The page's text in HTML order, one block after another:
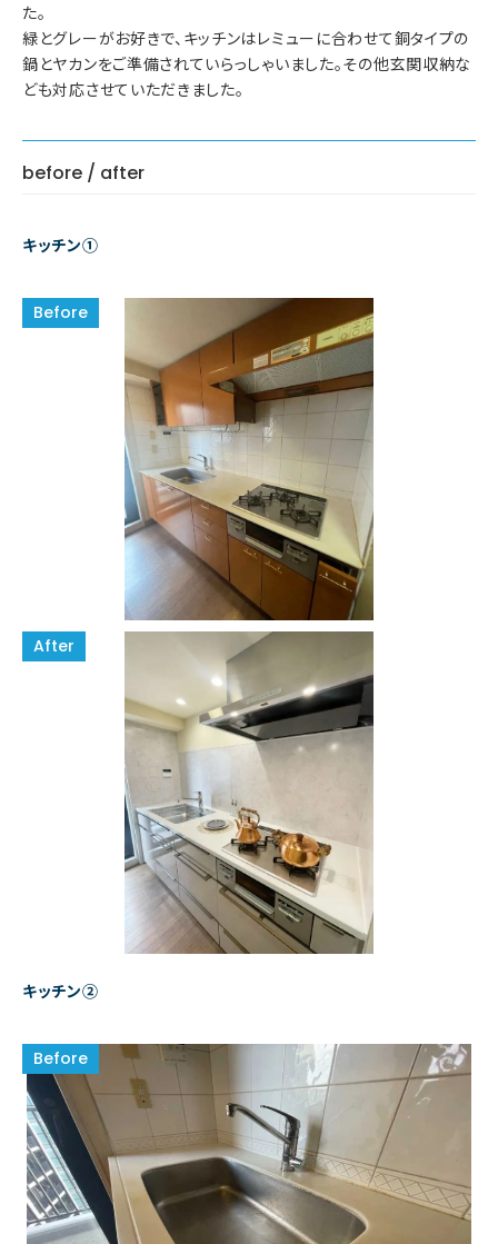
た。
緑とグレーがお好きで、キッチンはレミューに合わせて銅タイプの
鍋とヤカンをご準備されていらっしゃいました。その他玄関収納な
ども対応させていただきました。
before / after
キッチン①
キッチン②